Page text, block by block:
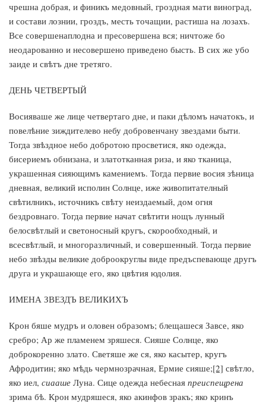
чрешна добрая, и финикъ медовный, гроздная мати виноград,
и состави лознии, гроздъ, месть точащии, растиша на лозахъ.
Все совершенаплодна и пресовершена вся; ничтоже бо
неодарованно и несовершено приведено бысть. В сих же убо
заиде и свѣтъ дне третяго.
ДЕНЬ ЧЕТВЕРТЫЙ
Восияваше же лице четвертаго дне, и паки дѣломъ начатокъ, и
повелѣние зиждителево небу добровенчану звездами быти.
Тогда звѣздное небо добротою просветися, яко одежда,
бисериемъ обнизана, и златотканная риза, и яко тканица,
украшенная сияющимъ камениемъ. Тогда первие восия зѣница
дневная, великий исполин Солнце, иже живопитателный
свѣтилникъ, источникъ свѣту неиздаемый, дом огня
бездровнаго. Тогда первие начат свѣтити нощъ лунный
белосвѣтлый и светоносный кругъ, скорообходный, и
всесвѣтлый, и многоразличный, и совершенный. Тогда первие
небо звѣзды великие доброокруглы виде предъспевающе другъ
друга и украшающе его, яко цвѣтия юдолия.
ИМЕНА ЗВЕЗДЪ ВЕЛИКИХЪ
Крон бяше мудръ и оловен образомъ; блещашеся Завсе, яко
сребро; Ар же пламенем зряшеся. Сияше Солнце, яко
доброкоренно злато. Светяше же ся, яко касытер, кругъ
Афродитин; яко мѣдь чермнозрачная, Ермие сияше;[2] свѣтло,
яко иел, сиааше Луна. Сице одежда небесная преиспещрена
зрима бѣ. Крон мудряшеся, яко акинфов зракъ; яко кринъ